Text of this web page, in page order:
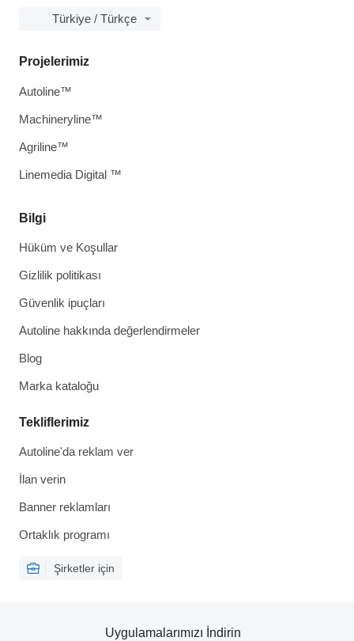
Türkiye / Türkçe
Bilgi
Hüküm ve Koşullar
Gizlilik politikası
Güvenlik ipuçları
Autoline hakkında değerlendirmeler
Blog
Marka kataloğu
Tekliflerimiz
Autoline'da reklam ver
İlan verin
Banner reklamları
Ortaklık programı
Şirketler için
Projelerimiz
Autoline™
Machineryline™
Agriline™
Linemedia Digital ™
Uygulamalarımızı İndirin